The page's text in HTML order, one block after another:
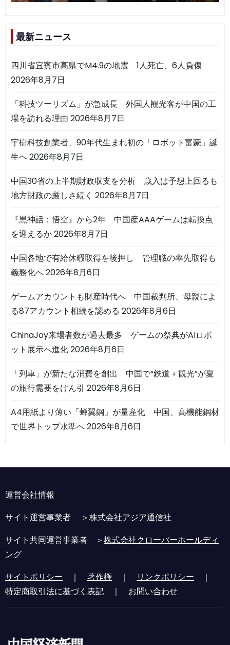
最新ニュース
四川省宜賓市高県でM4.9の地震 1人死亡、6人負傷
2026年8月7日
「科技ツーリズム」が急成長 外国人観光客が中国の工
場を訪れる理由 2026年8月7日
宇樹科技創業者、90年代生まれ初の「ロボット富豪」誕
生へ2026年8月7日
中国30省の上半期財政収支を分析 歳入は予想上回るも
地方財政の厳しさ続く 2026年8月7日
『黒神話：悟空』から2年 中国産AAAゲームは転換点
を迎えるか2026年8月7日
中国各地で有給休暇取得を後押し 管理職の率先取得も
義務化へ2026年8月6日
ゲームアカウントも財産時代へ 中国裁判所、母親によ
る87アカウント相続を認める 2026年8月6日
ChinaJoy来場者数が過去最多 ゲームの祭典がAIロボ
ット展示へ進化2026年8月6日
「列車」が新たな消費を創出 中国で“鉄道＋観光”が夏
の旅行需要をけん引 2026年8月6日
A4用紙より薄い「蝉翼鋼」が量産化 中国、高機能鋼材
で世界トップ水準へ2026年8月6日
運営会社情報
サイト運営事業者 ＞株式会社アジア通信社
サイト共同運営事業者 ＞株式会社クローバーホールディ
ング
サイトポリシー ｜ 著作権 ｜ リンクポリシー ｜
特定商取引法に基づく表記 ｜ お問い合わせ